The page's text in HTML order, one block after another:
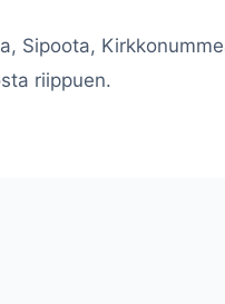
Sipoota,
riippuen.